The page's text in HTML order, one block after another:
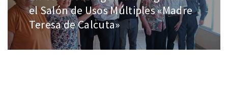
el Salón de Usos Múltiples «Madre
Teresa de Calcuta»